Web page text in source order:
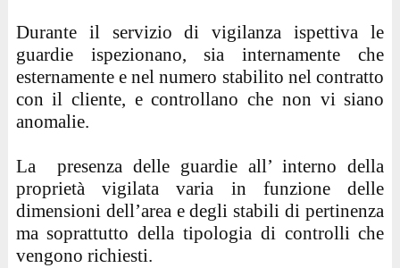
Durante il servizio di vigilanza ispettiva le
guardie ispezionano, sia internamente che
esternamente e nel numero stabilito nel contratto
con il cliente, e controllano che non vi siano
anomalie.
La presenza delle guardie all’ interno della
proprietà vigilata varia in funzione delle
dimensioni dell’area e degli stabili di pertinenza
ma soprattutto della tipologia di controlli che
vengono richiesti.